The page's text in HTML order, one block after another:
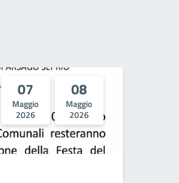
07
Maggio
2026
08
Maggio
2026